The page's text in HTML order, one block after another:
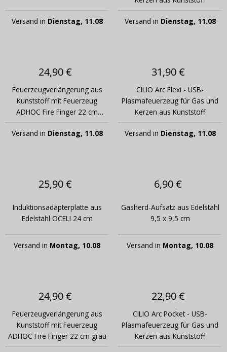
Versand in Dienstag, 11.08 Versand in Dienstag, 11.08
24,90 €
Feuerzeugverlängerung aus
Kunststoff mit Feuerzeug
ADHOC Fire Finger 22 cm
dunkelgrau
Versand in Dienstag, 11.08
31,90 €
CILIO Arc Flexi - USB-
Plasmafeuerzeug für Gas und
Kerzen aus Kunststoff
Versand in Dienstag, 11.08
25,90 €
Induktionsadapterplatte aus
Edelstahl OCELI 24 cm
Versand in Montag, 10.08
6,90 €
Gasherd-Aufsatz aus Edelstahl
9,5 x 9,5 cm
Versand in Montag, 10.08
24,90 €
Feuerzeugverlängerung aus
Kunststoff mit Feuerzeug
ADHOC Fire Finger 22 cm grau
22,90 €
CILIO Arc Pocket - USB-
Plasmafeuerzeug für Gas und
Kerzen aus Kunststoff